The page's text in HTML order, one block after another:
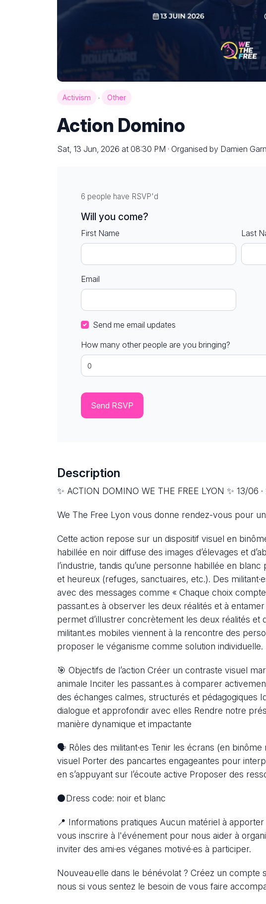
Activism · Other
Action Domino
Sat, 13 Jun, 2026 at 08:30 PM · Organised by Damien
6 people have RSVP'd
Will you come?
First Name Last
Email
Send me email updates
How many other people are you bringing?
Description
✨ ACTION DOMINO WE THE FREE LYON ✨ 13/06
We The Free Lyon vous donne rendez-vous pour
Cette action repose sur un dispositif visuel en
habillée en noir diffuse des images d’élevages et
l’industrie, tandis qu’une personne habillée en
et heureux (refuges, sanctuaires, etc.). Des
avec des messages comme « Chaque choix
passant.es à observer les deux réalités et à
permet d’illustrer concrètement les deux réalités et
militant.es mobiles viennent à la rencontre des
proposer le véganisme comme solution individuelle.
🎯 Objectifs de l’action Créer un contraste visuel
animale Inciter les passant.es à comparer
des échanges calmes, structurés et pédagogiques
dialogue et approfondir avec elles Rendre notre
manière dynamique et impactante
🗣️ Rôles des militant·es Tenir les écrans (en
visuel Porter des pancartes engageantes pour
en s’appuyant sur l’écoute active Proposer des
⚫Dress code: noir et blanc
📍 Informations pratiques Aucun matériel à
vous inscrire à l'événement pour nous aider à
inviter des ami·es véganes motivé·es à participer.
Nouveau·elle dans le bénévolat ? Créez un compte
nous si vous sentez le besoin de vous faire